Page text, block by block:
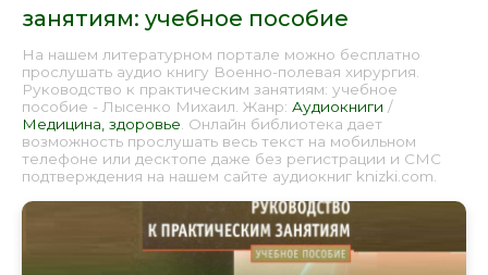
занятиям: учебное пособие
На нашем литературном портале можно бесплатно
прослушать аудио книгу Военно-полевая хирургия.
Руководство к практическим занятиям: учебное
пособие - Лысенко Михаил. Жанр: Аудиокниги /
Медицина, здоровье . Онлайн библиотека дает
возможность прослушать весь текст на мобильном
телефоне или десктопе даже без регистрации и СМС
подтверждения на нашем сайте аудиокниг knizki.com.